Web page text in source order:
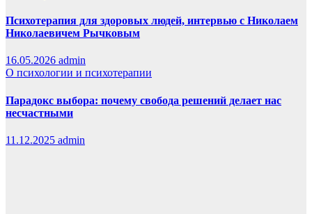
Психотерапия для здоровых людей, интервью с Николаем
Николаевичем Рычковым
16.05.2026 admin
О психологии и психотерапии
Парадокс выбора: почему свобода решений делает нас
несчастными
11.12.2025 admin